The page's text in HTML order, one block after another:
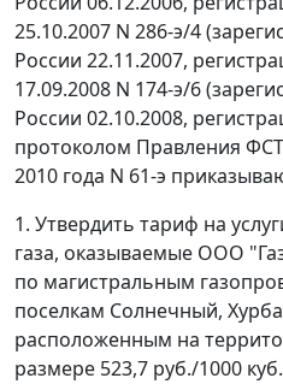
25.10.2007 N 286-э/4
России 22.11.2007,
17.09.2008 N 174-э/6
России 02.10.2008,
протоколом Правления
2010 года N 61-э
1. Утвердить тариф на
газа, оказываемые ООО
по магистральным
поселкам Солнечный,
расположенным на
размере 523,7 руб./1000